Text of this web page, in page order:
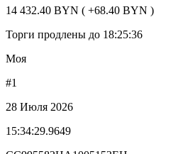
14 432.40 BYN ( +68.40 BYN )
Торги продлены до 18:25:36
Моя
#1
28 Июля 2026
15:34:29.9649